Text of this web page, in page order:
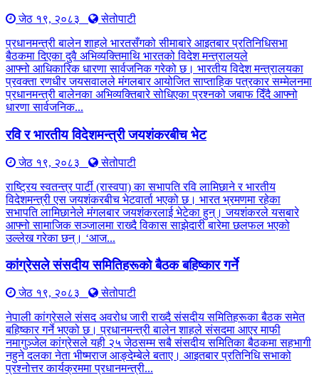
जेठ १९, २०८३
सेतोपाटी
प्रधानमन्त्री बालेन शाहले भारतसँगको सीमाबारे आइतबार प्रतिनिधिसभा
बैठकमा दिएका दुवै अभिव्यक्तिमाथि भारतको विदेश मन्त्रालयले
आफ्नो आधिकारिक धारणा सार्वजनिक गरेको छ। भारतीय विदेश मन्त्रालयका
प्रवक्ता रणधीर जयसवालले मंगलबार आयोजित साप्ताहिक पत्रकार सम्मेलनमा
प्रधानमन्त्री बालेनका अभिव्यक्तिबारे सोधिएका प्रश्नको जबाफ दिँदै आफ्नो
धारणा सार्वजनिक...
रवि र भारतीय विदेशमन्त्री जयशंकरबीच भेट
जेठ १९, २०८३
सेतोपाटी
राष्ट्रिय स्वतन्त्र पार्टी (रास्वपा) का सभापति रवि लामिछाने र भारतीय
विदेशमन्त्री एस जयशंकरबीच भेटवार्ता भएको छ। भारत भ्रमणमा रहेका
सभापति लामिछानेले मंगलबार जयशंकरलाई भेटेका हुन्। जयशंकरले यसबारे
आफ्नो सामाजिक सञ्जालमा राख्दै विकास साझेदारी बारेमा छलफल भएको
उल्लेख गरेका छन्। ‘आज...
कांग्रेसले संसदीय समितिहरूकाे बैठक बहिष्कार गर्ने
जेठ १९, २०८३
सेतोपाटी
नेपाली कांग्रेसले संसद अवरोध जारी राख्दै संसदीय समितिहरूका बैठक समेत
बहिष्कार गर्ने भएको छ। प्रधानमन्त्री बालेन शाहले संसदमा आएर माफी
नमागुञ्जेल कांग्रेसले यही २५ जेठसम्म सबै संसदीय समितिका बैठकमा सहभागी
नहुने दलका नेता भीष्मराज आङ्देम्बेले बताए। आइतबार प्रतिनिधि सभाको
प्रश्नोत्तर कार्यक्रममा प्रधानमन्त्री...